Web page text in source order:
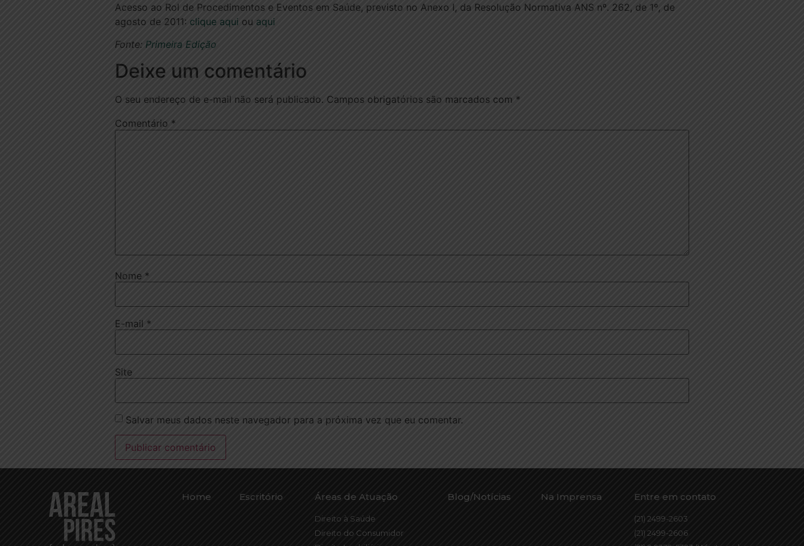
Acesso ao Rol de Procedimentos e Eventos em Saúde, previsto no Anexo I, da Resolução Normativa ANS nº. 262, de 1º, de
agosto de 2011: clique aqui ou aqui
Fonte: Primeira Edição
Deixe um comentário
O seu endereço de e-mail não será publicado. Campos obrigatórios são marcados com *
Comentário *
Nome *
E-mail *
Site
Salvar meus dados neste navegador para a próxima vez que eu comentar.
Home Escritório Áreas de Atuação
Direito à Saúde
Direito do Consumidor
Blog/Notícias Na Imprensa Entre em contato
(21) 2499-2603
(21) 2499-2606